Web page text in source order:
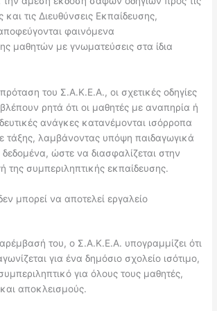
τις Διευθύνσεις Εκπαίδευσης,
φαινόμενα
μαθητών με γνωματεύσεις στα ίδια
του Σ.Α.Κ.Ε.Α., οι σχετικές οδηγίες
ρητά ότι οι μαθητές με αναπηρία ή
ανάγκες κατανέμονται ισόρροπα
τάξης, λαμβάνοντας υπόψη παιδαγωγικά
δεδομένα, ώστε να διασφαλίζεται στην
της συμπεριληπτικής εκπαίδευσης.
μπορεί να αποτελεί εργαλείο
του, ο Σ.Α.Κ.Ε.Α. υπογραμμίζει ότι
για ένα δημόσιο σχολείο ισότιμο,
για όλους τους μαθητές,
αποκλεισμούς.